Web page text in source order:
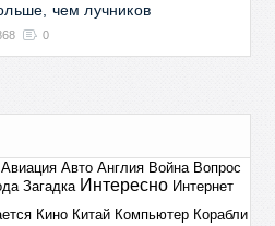
чем лучников
0
Авиация Авто Англия Война Вопрос
Загадка Интересно Интернет
Кино Китай Компьютер Корабли